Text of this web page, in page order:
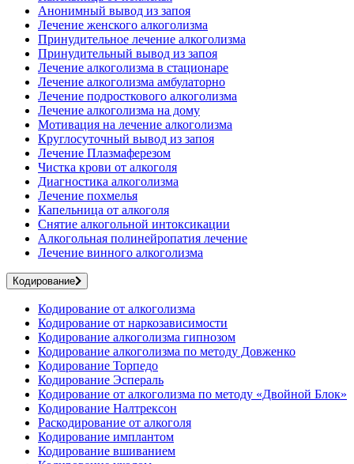
Анонимный вывод из запоя
Лечение женского алкоголизма
Принудительное лечение алкоголизма
Принудительный вывод из запоя
Лечение алкоголизма в стационаре
Лечение алкоголизма амбулаторно
Лечение подросткового алкоголизма
Лечение алкоголизма на дому
Мотивация на лечение алкоголизма
Круглосуточный вывод из запоя
Лечение Плазмаферезом
Чистка крови от алкоголя
Диагностика алкоголизма
Лечение похмелья
Капельница от алкоголя
Снятие алкогольной интоксикации
Алкогольная полинейропатия лечение
Лечение винного алкоголизма
Кодирование
Кодирование от алкоголизма
Кодирование от наркозависимости
Кодирование алкоголизма гипнозом
Кодирование алкоголизма по методу Довженко
Кодирование Торпедо
Кодирование Эспераль
Кодирование от алкоголизма по методу «Двойной Блок»
Кодирование Налтрексон
Раскодирование от алкоголя
Кодирование имплантом
Кодирование вшиванием